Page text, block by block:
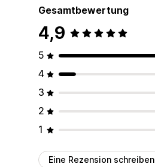
Gesamtbewertung
4,9
5
4
3
2
1
Eine Rezension schreiben